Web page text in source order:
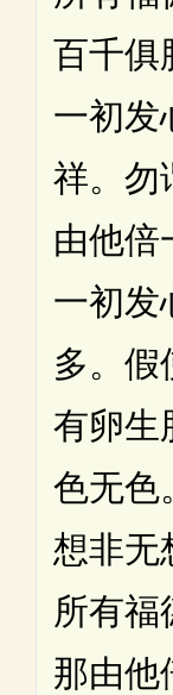
百千俱
一初发
祥。勿
由他倍
一初发
多。假
有卵生
色无色
想非无
所有福
那由他